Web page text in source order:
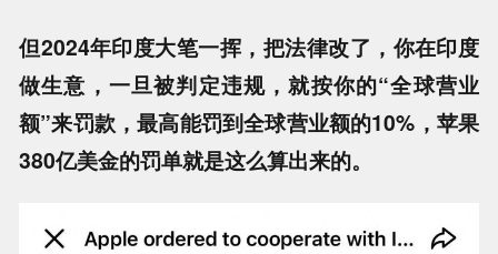
但2024年印度大笔一挥，把法律改了，你在印度
做生意，一旦被判定违规，就按你的“全球营业
额”来罚款，最高能罚到全球营业额的10%，苹果
380亿美金的罚单就是这么算出来的。